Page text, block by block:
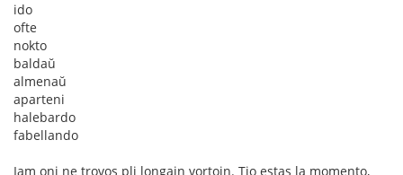
ido
ofte
nokto
baldaŭ
almenaŭ
aparteni
halebardo
fabellando
Iam oni ne trovos pli longajn vortojn. Tio estas la momento,